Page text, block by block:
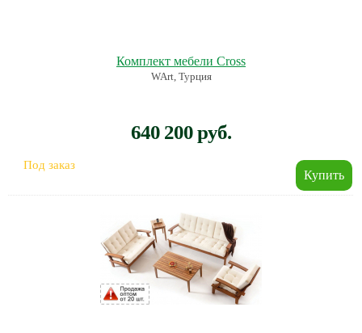
Комплект мебели Cross
WArt, Турция
640 200 руб.
Под заказ